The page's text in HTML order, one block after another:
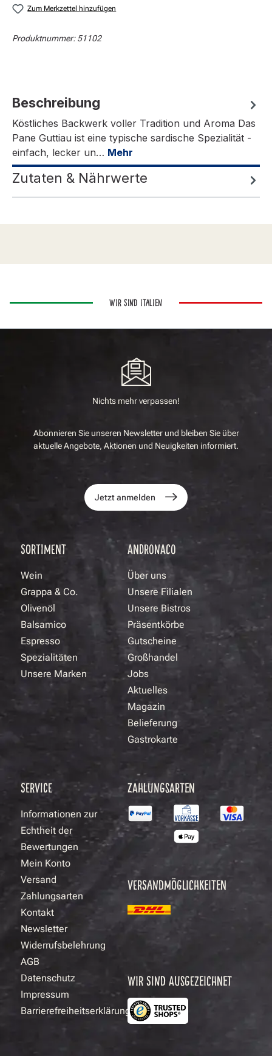
Zum Merkzettel hinzufügen
Produktnummer:51102
Beschreibung
Köstliches Backwerk voller Tradition und Aroma Das
Pane Guttiau ist eine typische sardische Spezialität -
einfach, lecker un… Mehr
Zutaten & Nährwerte
WIR SIND ITALIEN
Nichts mehr verpassen!
Abonnieren Sie unseren Newsletter und bleiben Sie über
aktuelle Angebote, Aktionen und Neuigkeiten informiert.
Jetzt anmelden
SORTIMENT
Wein
Grappa & Co.
Olivenöl
Balsamico
Espresso
Spezialitäten
Unsere Marken
ANDRONACO
Über uns
Unsere Filialen
Unsere Bistros
Präsentkörbe
Gutscheine
Großhandel
Jobs
Aktuelles
Magazin
Belieferung
Gastrokarte
SERVICE
Informationen zur
Echtheit der
Bewertungen
Mein Konto
Versand
Zahlungsarten
Kontakt
Newsletter
Widerrufsbelehrung
AGB
Datenschutz
Impressum
Barrierefreiheitserklärung
ZAHLUNGSARTEN
VERSANDMÖGLICHKEITEN
WIR SIND AUSGEZEICHNET